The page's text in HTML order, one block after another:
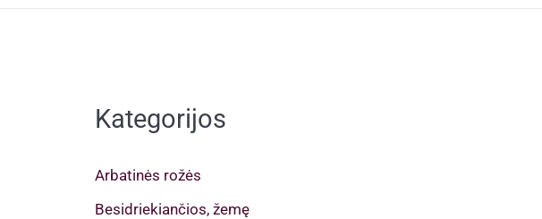
Kategorijos
Arbatinės rožės
Besidriekiančios, žemę